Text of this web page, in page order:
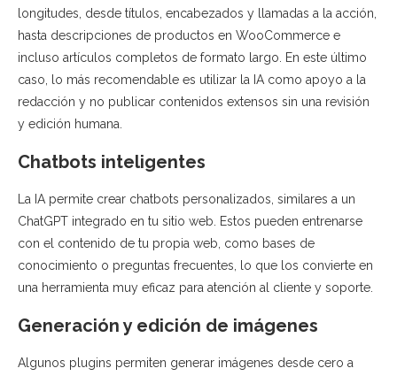
longitudes, desde títulos, encabezados y llamadas a la acción,
hasta descripciones de productos en WooCommerce e
incluso artículos completos de formato largo. En este último
caso, lo más recomendable es utilizar la IA como apoyo a la
redacción y no publicar contenidos extensos sin una revisión
y edición humana.
Chatbots inteligentes
La IA permite crear chatbots personalizados, similares a un
ChatGPT integrado en tu sitio web. Estos pueden entrenarse
con el contenido de tu propia web, como bases de
conocimiento o preguntas frecuentes, lo que los convierte en
una herramienta muy eficaz para atención al cliente y soporte.
Generación y edición de imágenes
Algunos plugins permiten generar imágenes desde cero a